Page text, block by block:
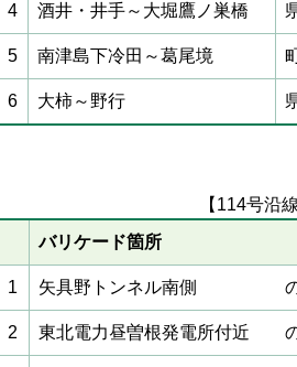
4 酒井・井手～大堀鷹ノ巣橋
5 南津島下冷田～葛尾境
6 大柿～野行
【114号沿
バリケード箇所
1 矢具野トンネル南側 の
2 東北電力昼曽根発電所付近